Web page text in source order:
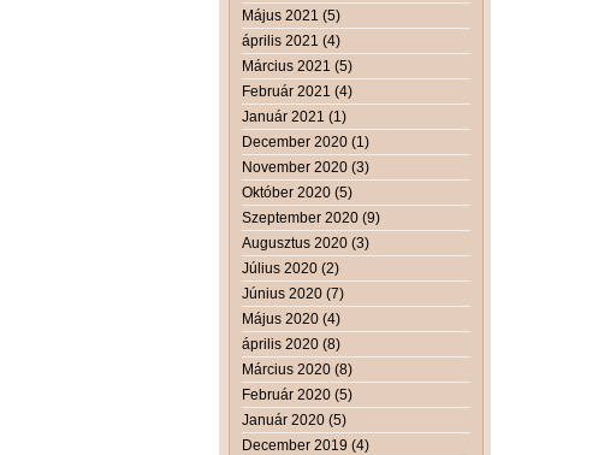
Május 2021 (5)
április 2021 (4)
Március 2021 (5)
Február 2021 (4)
Január 2021 (1)
December 2020 (1)
November 2020 (3)
Október 2020 (5)
Szeptember 2020 (9)
Augusztus 2020 (3)
Július 2020 (2)
Június 2020 (7)
Május 2020 (4)
április 2020 (8)
Március 2020 (8)
Február 2020 (5)
Január 2020 (5)
December 2019 (4)